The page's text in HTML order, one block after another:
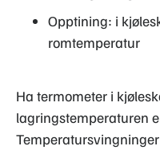
Opptining: i
romtemperatur
Ha termometer i
lagringstemperaturen